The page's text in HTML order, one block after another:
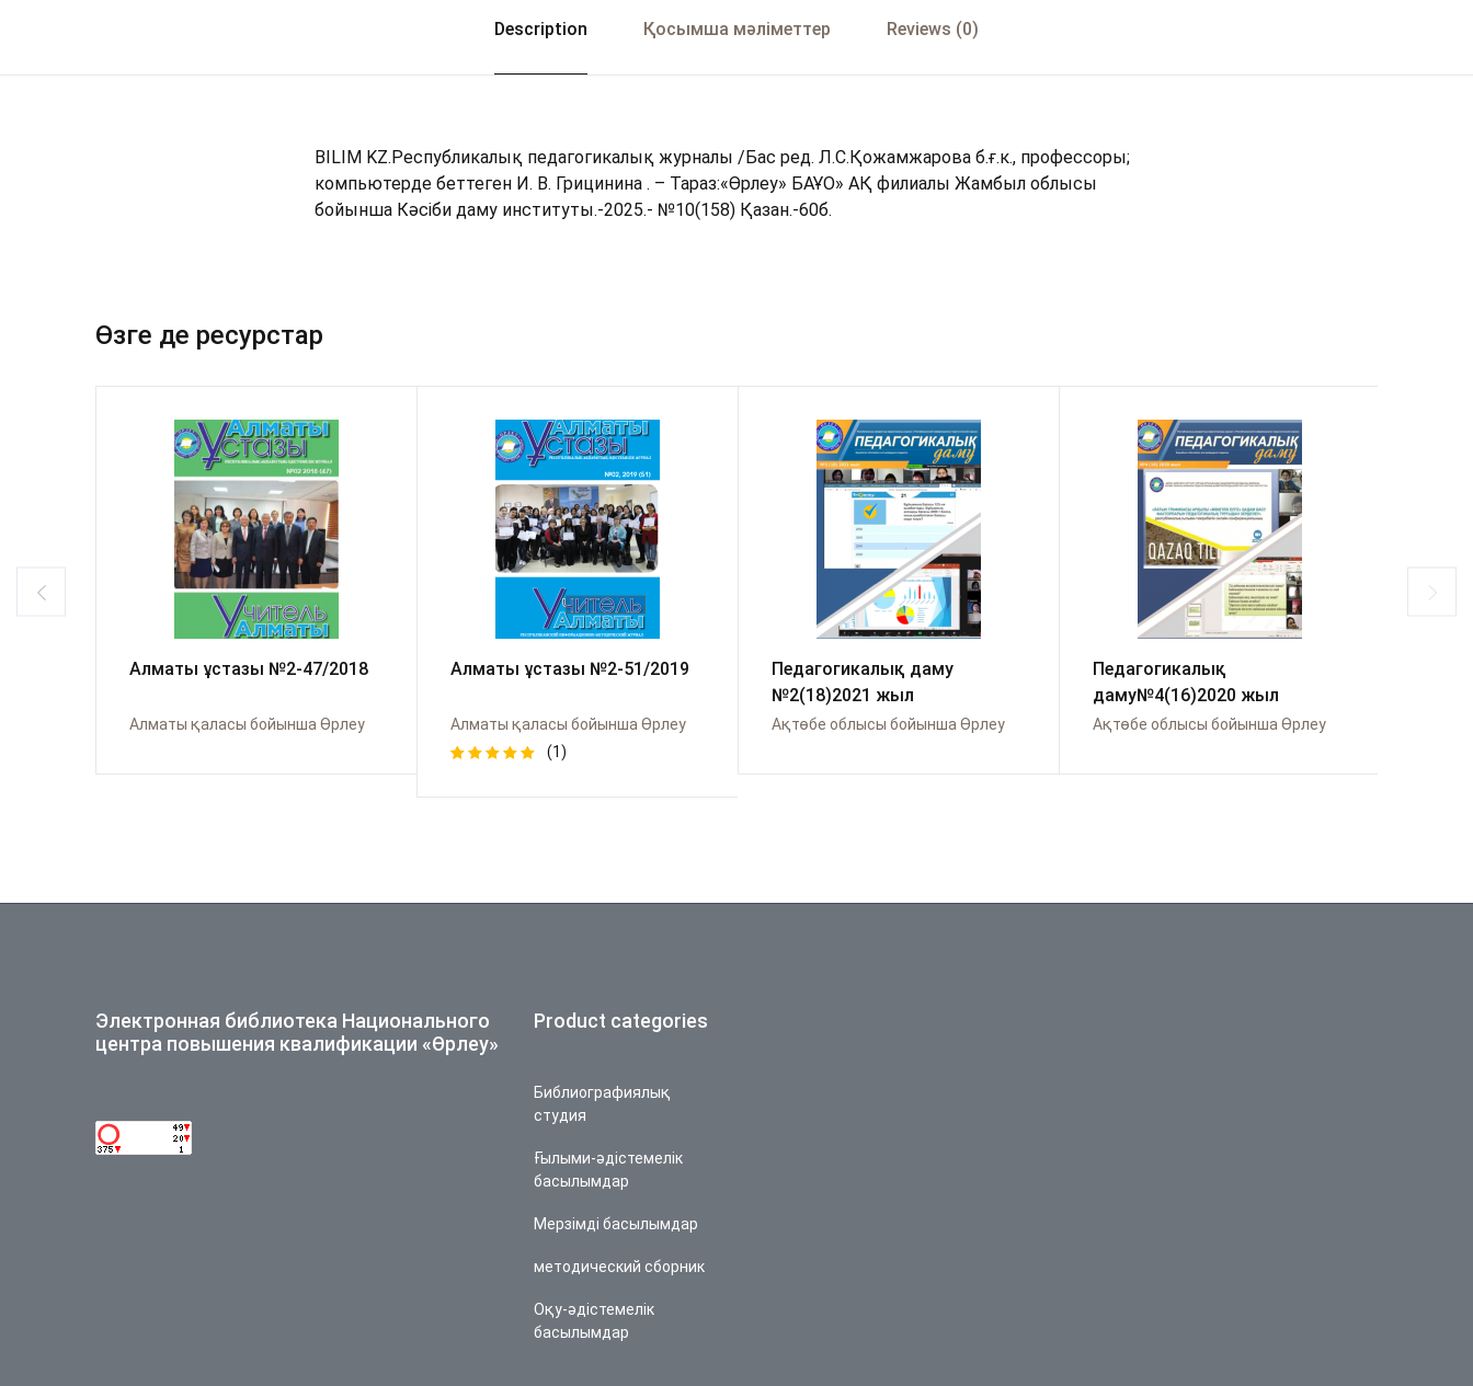
Description Қосымша мәліметтер Reviews (0)
BILIM KZ.Республикалық педагогикалық журналы /Бас ред. Л.С.Қожамжарова б.ғ.к., профессоры;
компьютерде беттеген И. В. Грицинина . – Тараз:«Өрлеу» БАҰО» АҚ филиалы Жамбыл облысы
бойынша Кәсіби даму институты.-2025.- №10(158) Қазан.-60б.
Өзге де ресурстар
Алматы ұстазы №2-47/2018
Алматы қаласы бойынша Өрлеу
Алматы ұстазы №2-51/2019
Алматы қаласы бойынша Өрлеу
5.00out
(1)
Педагогикалық даму
№2(18)2021 жыл
Ақтөбе облысы бойынша Өрлеу
Педагогикалық
даму№4(16)2020 жыл
Ақтөбе облысы бойынша Өрлеу
Электронная библиотека Национального
центра повышения квалификации «Өрлеу»
Product categories
Библиографиялық
студия
Ғылыми-әдістемелік
басылымдар
Мерзімді басылымдар
методический сборник
Оқу-әдістемелік
басылымдар